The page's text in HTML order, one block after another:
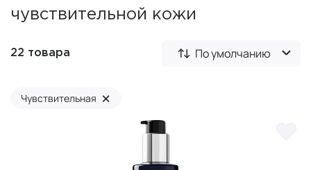
чувствительной кожи
22 товара По умолчанию
Чувствительная ×